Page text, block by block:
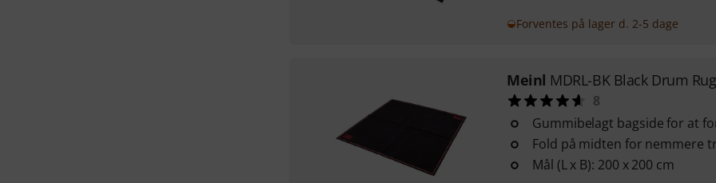
Forventes på lager d. 2-5 dage
Meinl MDRL-BK Black Drum
8
Gummibelagt bagside for at
Fold på midten for nemmere
Mål (L x B): 200 x 200 cm